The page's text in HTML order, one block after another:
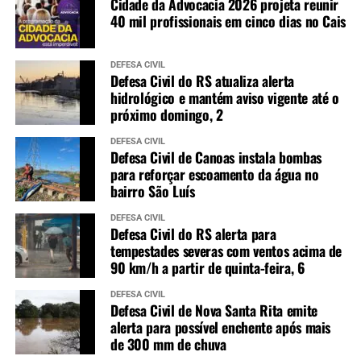
40 mil profissionais em cinco dias no Cais
DEFESA CIVIL
Defesa Civil do RS atualiza alerta
hidrológico e mantém aviso vigente até o
próximo domingo, 2
DEFESA CIVIL
Defesa Civil de Canoas instala bombas
para reforçar escoamento da água no
bairro São Luís
DEFESA CIVIL
Defesa Civil do RS alerta para
tempestades severas com ventos acima de
90 km/h a partir de quinta-feira, 6
DEFESA CIVIL
Defesa Civil de Nova Santa Rita emite
alerta para possível enchente após mais
de 300 mm de chuva